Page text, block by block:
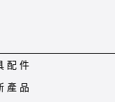
配 件
產 品